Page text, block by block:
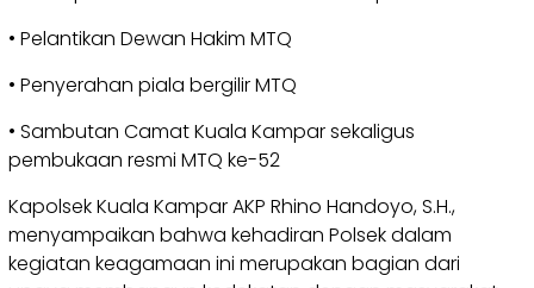
• Pelantikan Dewan Hakim MTQ
• Penyerahan piala bergilir MTQ
• Sambutan Camat Kuala Kampar sekaligus
pembukaan resmi MTQ ke-52
Kapolsek Kuala Kampar AKP Rhino Handoyo, S.H.,
menyampaikan bahwa kehadiran Polsek dalam
kegiatan keagamaan ini merupakan bagian dari